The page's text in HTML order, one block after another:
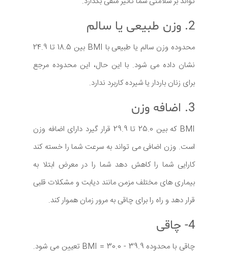
2. وزن طبیعی یا سالم
محدوده وزن سالم یا طبیعی با BMI بین 18.5 تا 24.9
نشان داده می شود. با این حال، این محدوده مرجع
برای زنان باردار یا شیرده کاربرد ندارد.
3. اضافه وزن
BMI که بین 25.0 تا 29.9 قرار گیرد دارای اضافه وزن
است. وزن اضافی می تواند به سرعت شما را خسته کند
کارایی شما را کاهش دهد شما را در معرض ابتلا به
بیماری های مختلف مزمن مانند دیابت و مشکلات قلبی
قرار دهد و راه را برای چاقی به مرور زمان هموار کند.
4- چاقی
چاقی با محدوده BMI = 30.0 - 39.9 تعیین می شود.